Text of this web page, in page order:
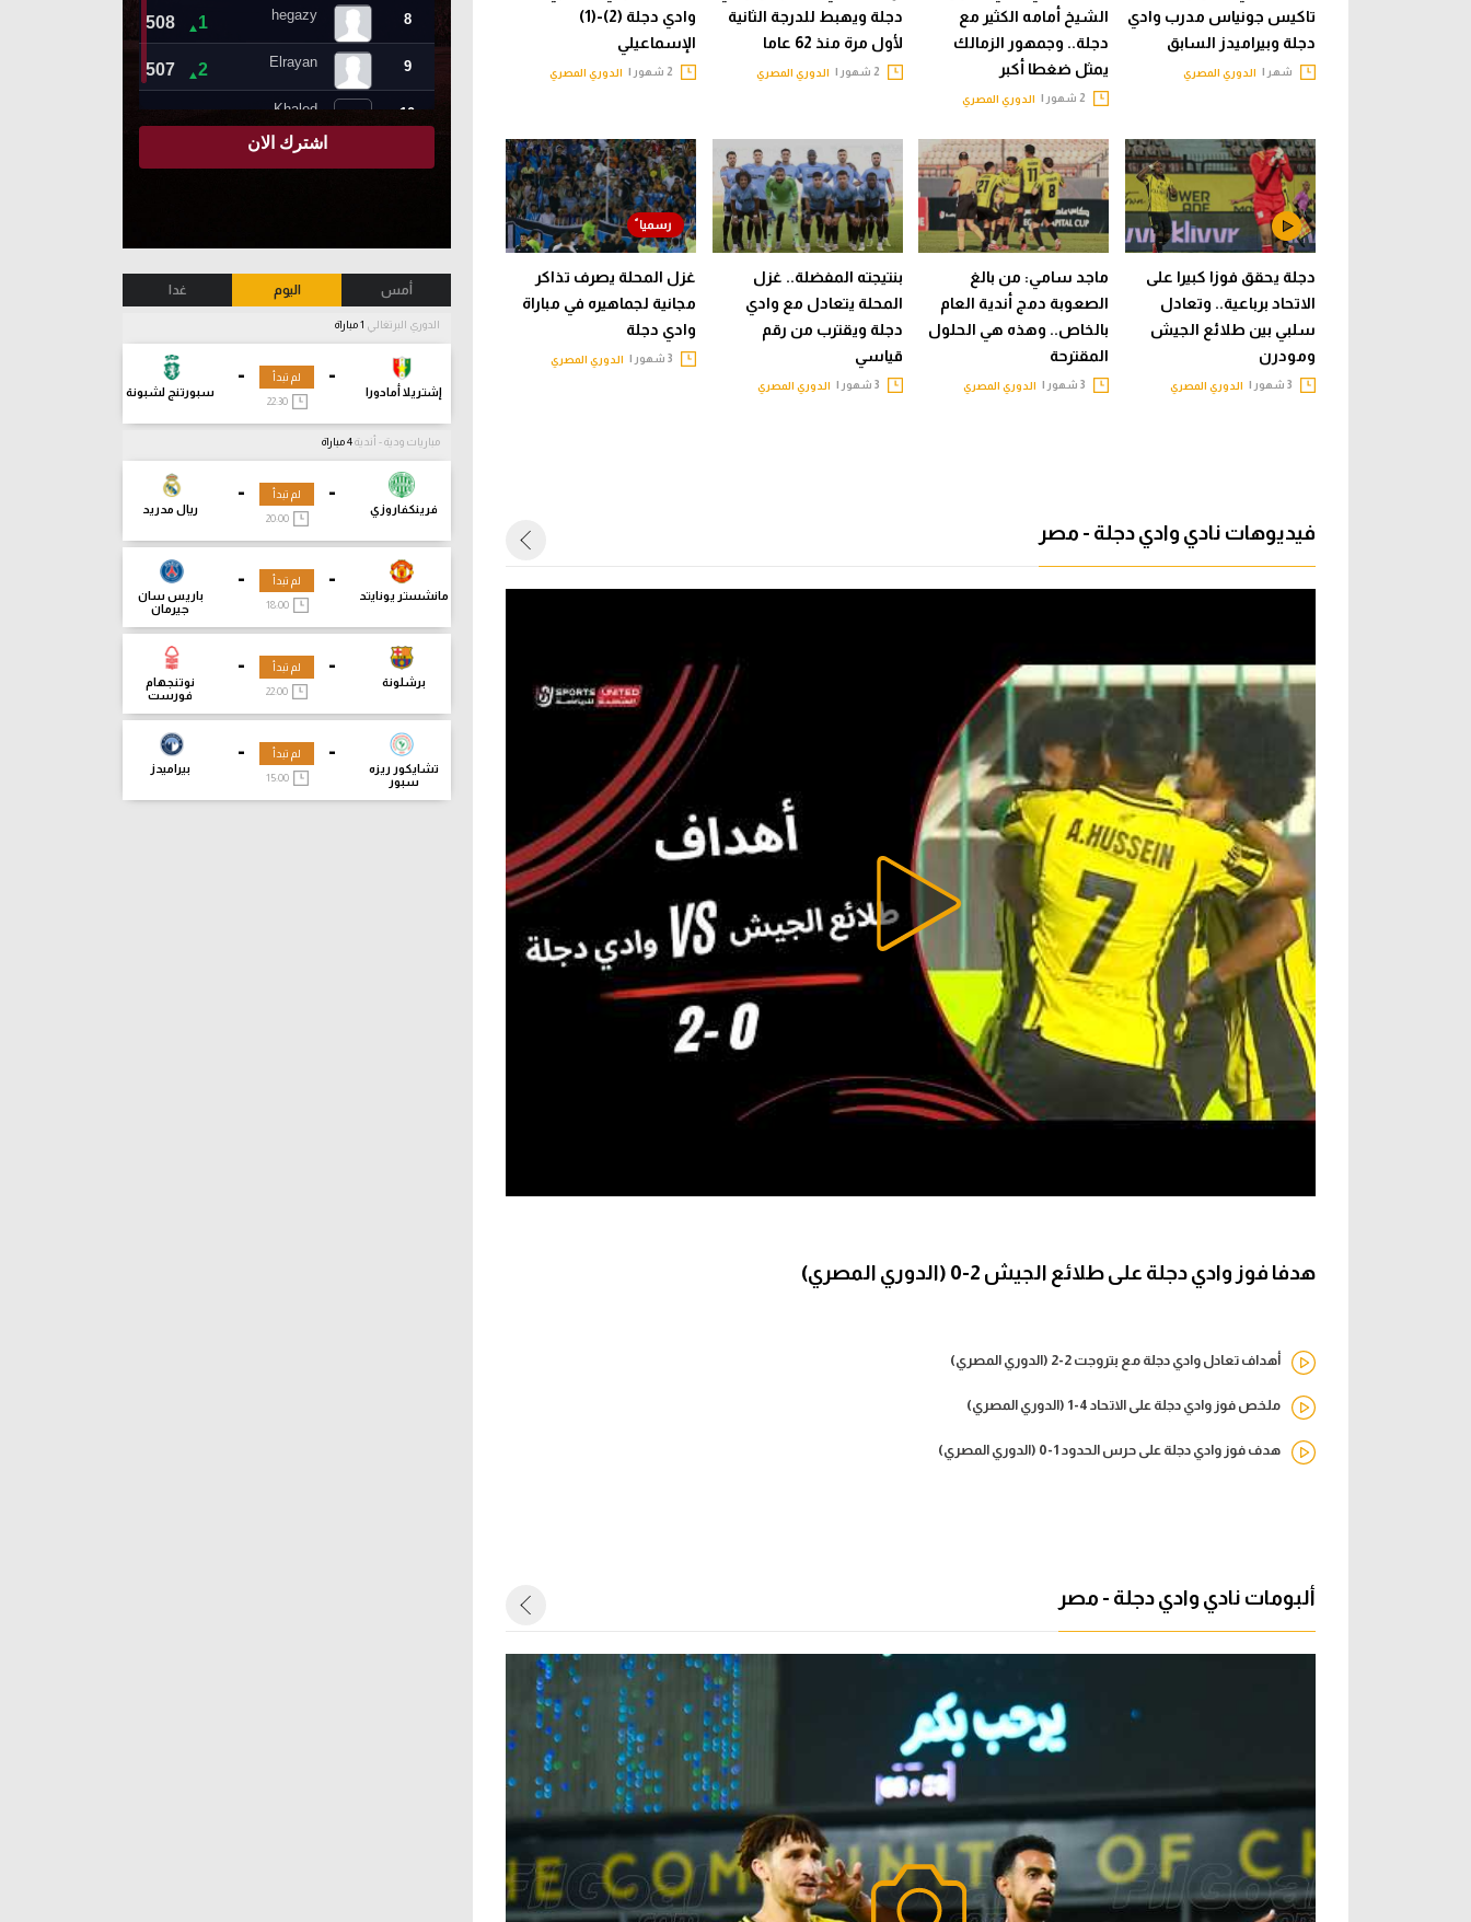
تاكيس جونياس مدرب وادي
دجلة وبيراميدز السابق
شهر | الدوري المصري
الشيخ أمامه الكثير مع
دجلة.. وجمهور الزمالك
يمثل ضغطا أكبر
الدوري المصري
دجلة ويهبط للدرجة الثانية
لأول مرة منذ 62 عاما
الدوري المصري
وادي دجلة (2)-(1)
الإسماعيلي
الدوري المصري
دجلة يحقق فوزا كبيرا على
الاتحاد برباعية.. وتعادل
سلبي بين طلائع الجيش
ومودرن
الدوري المصري
ماجد سامي: من بالغ
الصعوبة دمج أندية العام
بالخاص.. وهذه هي الحلول
المقترحة
الدوري المصري
بنتيجته المفضلة.. غزل
المحلة يتعادل مع وادي
دجلة ويقترب من رقم
قياسي
الدوري المصري
غزل المحلة يصرف تذاكر
مجانية لجماهيره في مباراة
وادي دجلة
الدوري المصري
فيديوهات نادي وادي دجلة - مصر
هدفا فوز وادي دجلة على طلائع الجيش 2-0 (الدوري المصري)
أهداف تعادل وادي دجلة مع بتروجت 2-2 (الدوري المصري)
ملخص فوز وادي دجلة على الاتحاد 4-1 (الدوري المصري)
هدف فوز وادي دجلة على حرس الحدود 1-0 (الدوري المصري)
ألبومات نادي وادي دجلة - مصر
أمس اليوم غدا
الدوري البرتغالي
-
إشتريلا أمادورا
-
سبورتنج لشبونة
لم تبدأ
22:30
مباريات ودية - أندية
-
فرينكفاروزي
-
ريال مدريد
لم تبدأ
20:00
-
مانشستر يونايتد
-
باريس سان
جيرمان
لم تبدأ
18:00
-
برشلونة
-
نوتنجهام
فورست
لم تبدأ
-
تشايكور ريزه
سبور
-
بيراميدز
لم تبدأ
15:00